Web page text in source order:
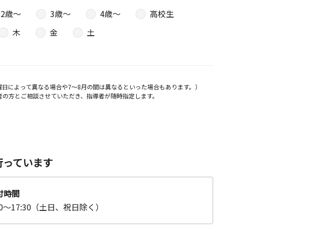
2歳〜 3歳〜 4歳〜
高校生
木 金
土
よって異なる場合や7～8月の間は異なるといった場合もあります。）
とご相談させていただき、指導者が随時指定します。
っています
時間
～17:30（土日、祝日除く）